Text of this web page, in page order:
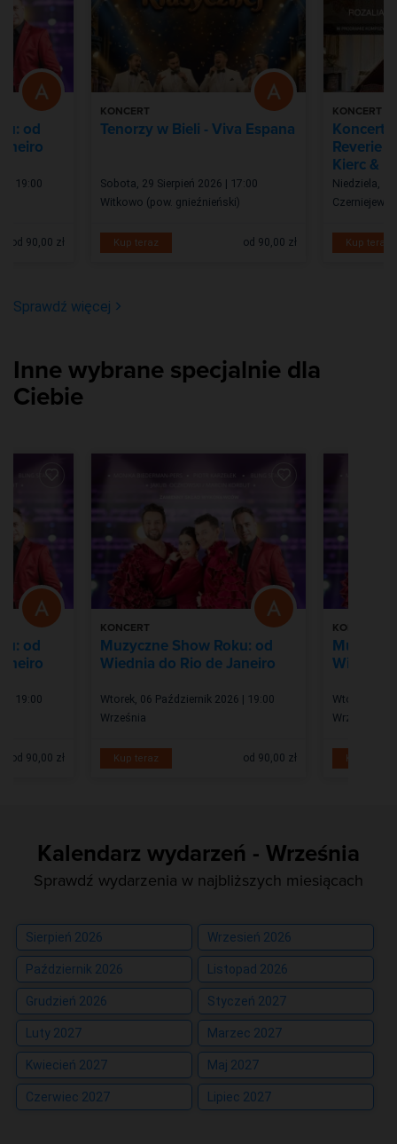
od
| 19:00
od 90,00 zł
KONCERT
Tenorzy w Bieli - Viva Espana
Sobota, 29 Sierpień 2026 | 17:00
Witkowo (pow. gnieźnieński)
Kup teraz od 90,00 zł
KONCERT
Koncert
Reverie
Kierc &
Niedziela,
Czerniejewo
Kup teraz
Sprawdź więcej
Inne wybrane specjalnie dla
Ciebie
od
| 19:00
od 90,00 zł
KONCERT
Muzyczne Show Roku: od
Wiednia do Rio de Janeiro
Wtorek, 06 Październik 2026 | 19:00
Września
Kup teraz od 90,00 zł
KONCERT
Wiednia
Wtorek, 06
Września
Kup teraz
Kalendarz wydarzeń - Września
Sprawdź wydarzenia w najbliższych miesiącach
Sierpień 2026 Wrzesień 2026
Październik 2026 Listopad 2026
Grudzień 2026 Styczeń 2027
Luty 2027 Marzec 2027
Kwiecień 2027 Maj 2027
Czerwiec 2027 Lipiec 2027